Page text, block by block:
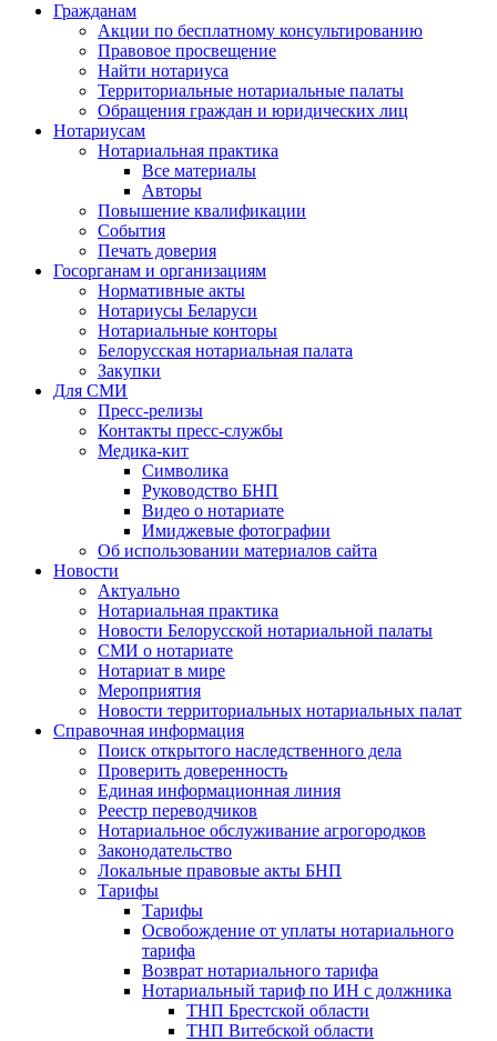
Гражданам
Акции по бесплатному консультированию
Правовое просвещение
Найти нотариуса
Территориальные нотариальные палаты
Обращения граждан и юридических лиц
Нотариусам
Нотариальная практика
Все материалы
Авторы
Повышение квалификации
События
Печать доверия
Госорганам и организациям
Нормативные акты
Нотариусы Беларуси
Нотариальные конторы
Белорусская нотариальная палата
Закупки
Для СМИ
Пресс-релизы
Контакты пресс-службы
Медика-кит
Символика
Руководство БНП
Видео о нотариате
Имиджевые фотографии
Об использовании материалов сайта
Новости
Актуально
Нотариальная практика
Новости Белорусской нотариальной палаты
СМИ о нотариате
Нотариат в мире
Мероприятия
Новости территориальных нотариальных палат
Справочная информация
Поиск открытого наследственного дела
Проверить доверенность
Единая информационная линия
Реестр переводчиков
Нотариальное обслуживание агрогородков
Законодательство
Локальные правовые акты БНП
Тарифы
Тарифы
Освобождение от уплаты нотариального
тарифа
Возврат нотариального тарифа
Нотариальный тариф по ИН с должника
ТНП Брестской области
ТНП Витебской области